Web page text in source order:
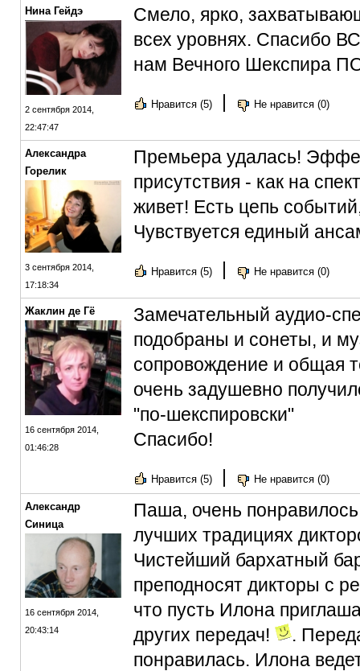
Нина Гейдэ
2 сентября 2014,
22:47:47
Смело, ярко,
всех уровнях. Спасибо
нам Вечного Шекспира
Нравится (5) | Не нравится (0)
Александра
Горелик
3 сентября 2014,
17:18:34
Премьера удалась!
присутствия - как на
живет! Есть цепь
Чувствуется единый
Нравится (5) | Не нравится (0)
Жаклин де Гё
16 сентября 2014,
01:46:28
Замечательный аудио-
подобраны и сонеты, и
сопровождение и общая
очень задушевно
"по-шекспировски"
Спасибо!
Нравится (5) | Не нравится (0)
Александр
Синица
16 сентября 2014,
20:43:14
Паша, очень
лучших традициях
Чистейший бархатный
преподносят дикторы с
что пусть Илона
других передач!
.
понравилась. Илона